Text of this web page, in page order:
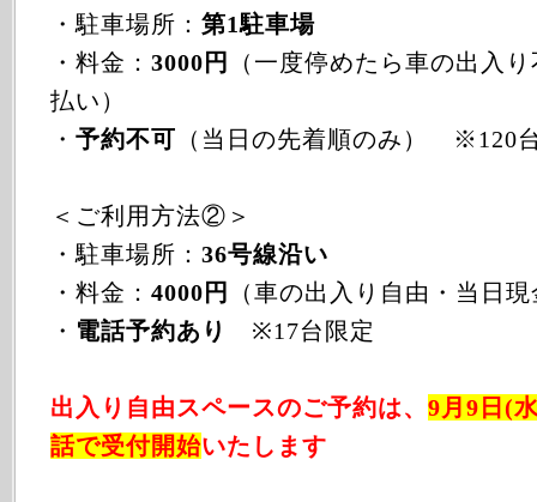
・駐車場所： 第1駐車場
・料金： 3000円
（一度停めたら車の出入
払い）
・ 予約不可 （当日の先着順のみ） ※120
＜ご利用方法②＞
・駐車場所： 36号線沿い
・料金： 4000円
（車の出入り自由・当日
・ 電話予約あり ※17台限定
出入り自由スペースのご予約は、 9月9日(
話で受付開始いたします